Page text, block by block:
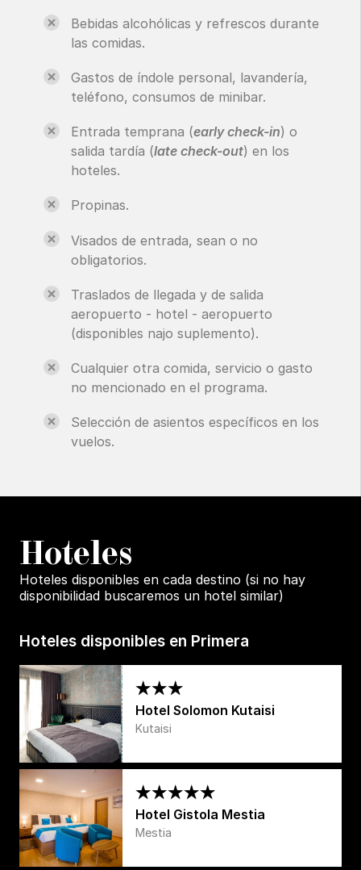
Bebidas alcohólicas y refrescos durante
las comidas.
Gastos de índole personal, lavandería,
teléfono, consumos de minibar.
Entrada temprana (early check-in) o
salida tardía (late check-out) en los
hoteles.
Propinas.
Visados de entrada, sean o no
obligatorios.
Traslados de llegada y de salida
aeropuerto - hotel - aeropuerto
(disponibles najo suplemento).
Cualquier otra comida, servicio o gasto
no mencionado en el programa.
Selección de asientos específicos en los
vuelos.
Hoteles
Hoteles disponibles en cada destino (si no hay
disponibilidad buscaremos un hotel similar)
Hoteles disponibles en Primera
Hotel Solomon Kutaisi
Kutaisi
Hotel Gistola Mestia
Mestia